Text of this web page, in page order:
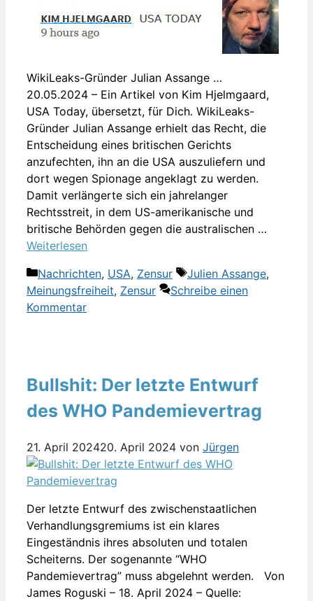
WikiLeaks-Gründer Julian Assange …
20.05.2024 – Ein Artikel von Kim Hjelmgaard,
USA Today, übersetzt, für Dich. WikiLeaks-
Gründer Julian Assange erhielt das Recht, die
Entscheidung eines britischen Gerichts
anzufechten, ihn an die USA auszuliefern und
dort wegen Spionage angeklagt zu werden.
Damit verlängerte sich ein jahrelanger
Rechtsstreit, in dem US-amerikanische und
britische Behörden gegen die australischen …
Weiterlesen
Kategorien
Nachrichten, USA, Zensur Schlagwörter
Julien Assange,
Meinungsfreiheit, Zensur
Schreibe einen
Kommentar
Bullshit: Der letzte Entwurf
des WHO Pandemievertrag
21. April 202420. April 2024 von Jürgen
Der letzte Entwurf des zwischenstaatlichen
Verhandlungsgremiums ist ein klares
Eingeständnis ihres absoluten und totalen
Scheiterns. Der sogenannte “WHO
Pandemievertrag” muss abgelehnt werden. Von
James Roguski – 18. April 2024 – Quelle: